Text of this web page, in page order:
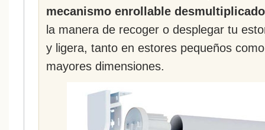
mecanismo enrollable
la manera de recoger o desplegar tu
y ligera, tanto en estores pequeños
mayores dimensiones.